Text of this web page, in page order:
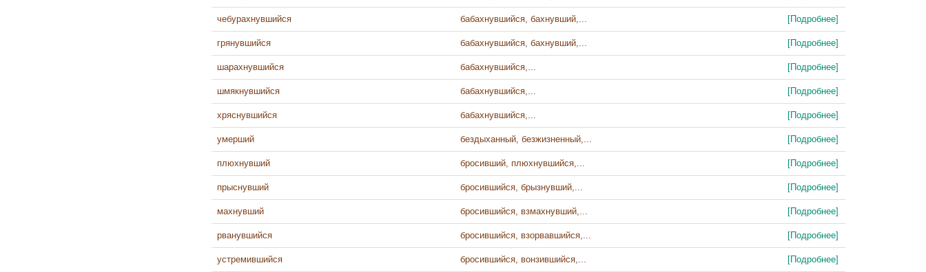
чебурахнувшийся бабахнувшийся, бахнувший,... [Подробнее]
грянувшийся бабахнувшийся, бахнувший,... [Подробнее]
шарахнувшийся бабахнувшийся,... [Подробнее]
шмякнувшийся бабахнувшийся,... [Подробнее]
хряснувшийся бабахнувшийся,... [Подробнее]
умерший бездыханный, безжизненный,... [Подробнее]
плюхнувший бросивший, плюхнувшийся,... [Подробнее]
прыснувший бросившийся, брызнувший,... [Подробнее]
махнувший бросившийся, взмахнувший,... [Подробнее]
рванувшийся бросившийся, взорвавшийся,... [Подробнее]
устремившийся бросившийся, вонзившийся,... [Подробнее]